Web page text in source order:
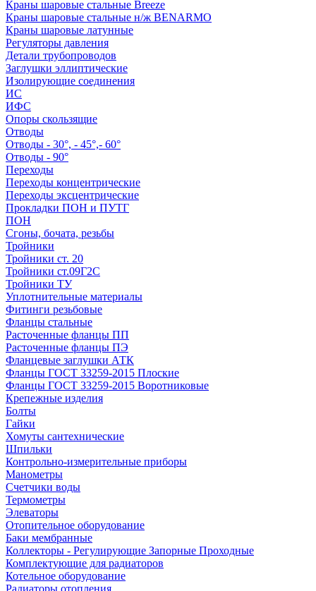
Краны шаровые стальные Breeze
Краны шаровые стальные н/ж BENARMO
Краны шаровые латунные
Регуляторы давления
Детали трубопроводов
Заглушки эллиптические
Изолирующие соединения
ИС
ИФС
Опоры скользящие
Отводы
Отводы - 30°, - 45°,- 60°
Отводы - 90°
Переходы
Переходы концентрические
Переходы эксцентрические
Прокладки ПОН и ПУТГ
ПОН
Сгоны, бочата, резьбы
Тройники
Тройники ст. 20
Тройники ст.09Г2С
Тройники ТУ
Уплотнительные материалы
Фитинги резьбовые
Фланцы стальные
Расточенные фланцы ПП
Расточенные фланцы ПЭ
Фланцевые заглушки АТК
Фланцы ГОСТ 33259-2015 Плоские
Фланцы ГОСТ 33259-2015 Воротниковые
Крепежные изделия
Болты
Гайки
Хомуты сантехнические
Шпильки
Контрольно-измерительные приборы
Манометры
Счетчики воды
Термометры
Элеваторы
Отопительное оборудование
Баки мембранные
Коллекторы - Регулирующие Запорные Проходные
Комплектующие для радиаторов
Котельное оборудование
Радиаторы отопления